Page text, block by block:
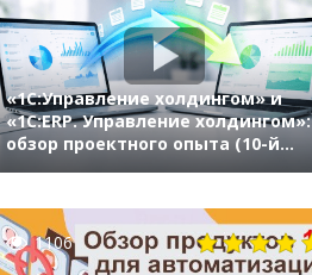
«1С:Управление холдингом» и
«1С:ERP. Управление холдингом»:
обзор проектного опыта (10-й
1106